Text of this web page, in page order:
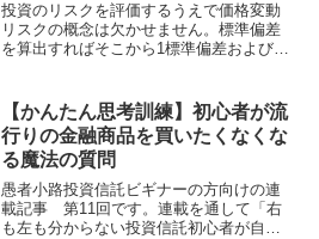
投資のリスクを評価するうえで価格変動
リスクの概念は欠かせません。標準偏差
を算出すればそこから1標準偏差および2
も標準偏差は確認可能です。
【かんたん思考訓練】初心者が流
行りの金融商品を買いたくなくな
る魔法の質問
愚者小路投資信託ビギナーの方向けの連
載記事 第11回です。連載を通して「右
も左も分からない投資信託初心者が自分